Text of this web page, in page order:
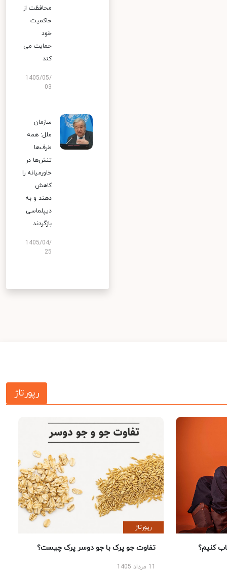
محافظت از
حاکمیت
خود
حمایت می
کند
1405/05/
03
سازمان
ملل: همه
طرف‌ها
تنش‌ها در
خاورمیانه را
کاهش
دهند و به
دیپلماسی
بازگردند
1405/04/
25
رپورتاژ
کنیم؟
رپورتاژ
تفاوت جو پرک با جو دوسر پرک چیست؟